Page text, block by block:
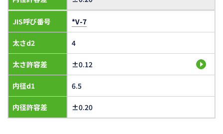
JIS呼び番号
太さd2
太さ許容差
内径d1
内径許容差
*V-7
4
±0.12
6.5
±0.20